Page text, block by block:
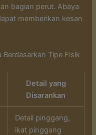
bagian perut. Abaya
memberikan kesan
Tipe Fisik
Detail yang
Disarankan
Detail pinggang,
ikat pinggang